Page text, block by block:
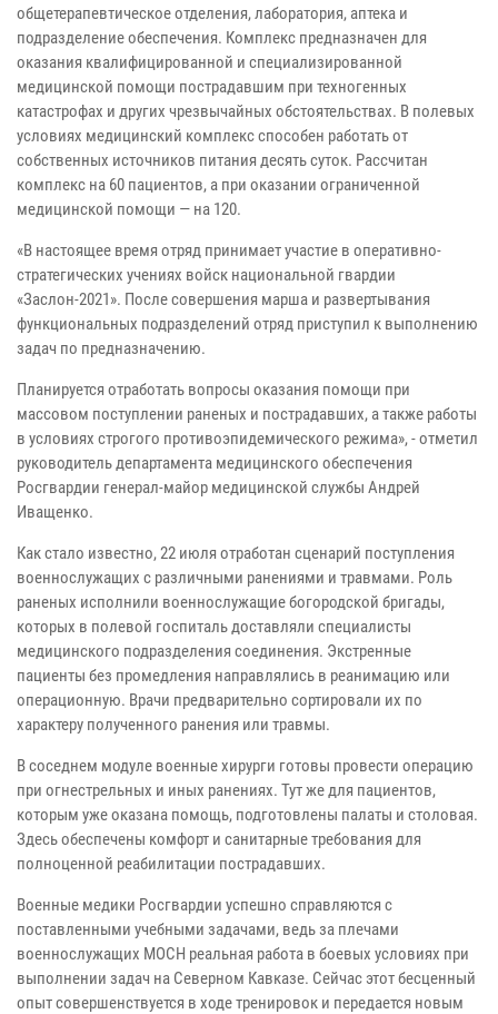
общетерапевтическое отделения, лаборатория, аптека и
подразделение обеспечения. Комплекс предназначен для
оказания квалифицированной и специализированной
медицинской помощи пострадавшим при техногенных
катастрофах и других чрезвычайных обстоятельствах. В полевых
условиях медицинский комплекс способен работать от
собственных источников питания десять суток. Рассчитан
комплекс на 60 пациентов, а при оказании ограниченной
медицинской помощи — на 120.
«В настоящее время отряд принимает участие в оперативно-
стратегических учениях войск национальной гвардии
«Заслон-2021». После совершения марша и развертывания
функциональных подразделений отряд приступил к выполнению
задач по предназначению.
Планируется отработать вопросы оказания помощи при
массовом поступлении раненых и пострадавших, а также работы
в условиях строгого противоэпидемического режима», - отметил
руководитель департамента медицинского обеспечения
Росгвардии генерал-майор медицинской службы Андрей
Иващенко.
Как стало известно, 22 июля отработан сценарий поступления
военнослужащих с различными ранениями и травмами. Роль
раненых исполнили военнослужащие богородской бригады,
которых в полевой госпиталь доставляли специалисты
медицинского подразделения соединения. Экстренные
пациенты без промедления направлялись в реанимацию или
операционную. Врачи предварительно сортировали их по
характеру полученного ранения или травмы.
В соседнем модуле военные хирурги готовы провести операцию
при огнестрельных и иных ранениях. Тут же для пациентов,
которым уже оказана помощь, подготовлены палаты и столовая.
Здесь обеспечены комфорт и санитарные требования для
полноценной реабилитации пострадавших.
Военные медики Росгвардии успешно справляются с
поставленными учебными задачами, ведь за плечами
военнослужащих МОСН реальная работа в боевых условиях при
выполнении задач на Северном Кавказе. Сейчас этот бесценный
опыт совершенствуется в ходе тренировок и передается новым